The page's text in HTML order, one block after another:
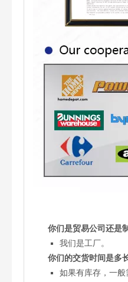
你们是贸易公司还是
我们是工厂。
你们的交货时间是多
如果有库存，一